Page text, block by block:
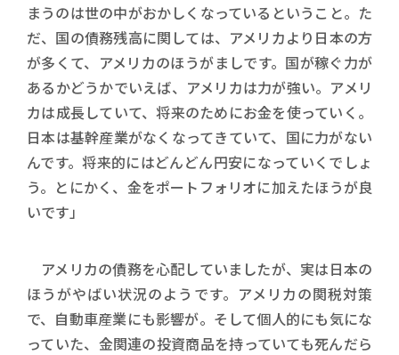
まうのは世の中がおかしくなっているということ。た
だ、国の債務残高に関しては、アメリカより日本の方
が多くて、アメリカのほうがましです。国が稼ぐ力が
あるかどうかでいえば、アメリカは力が強い。アメリ
カは成長していて、将来のためにお金を使っていく。
日本は基幹産業がなくなってきていて、国に力がない
んです。将来的にはどんどん円安になっていくでしょ
う。とにかく、金をポートフォリオに加えたほうが良
いです」
アメリカの債務を心配していましたが、実は日本の
ほうがやばい状況のようです。アメリカの関税対策
で、自動車産業にも影響が。そして個人的にも気にな
っていた、金関連の投資商品を持っていても死んだら